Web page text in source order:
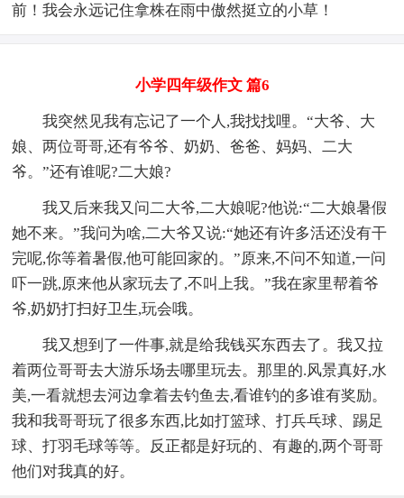
前！我会永远记住拿株在雨中傲然挺立的小草！
小学四年级作文 篇6
我突然见我有忘记了一个人,我找找哩。“大爷、大
娘、两位哥哥,还有爷爷、奶奶、爸爸、妈妈、二大
爷。”还有谁呢?二大娘?
我又后来我又问二大爷,二大娘呢?他说:“二大娘暑假
她不来。”我问为啥,二大爷又说:“她还有许多活还没有干
完呢,你等着暑假,他可能回家的。”原来,不问不知道,一问
吓一跳,原来他从家玩去了,不叫上我。”我在家里帮着爷
爷,奶奶打扫好卫生,玩会哦。
我又想到了一件事,就是给我钱买东西去了。我又拉
着两位哥哥去大游乐场去哪里玩去。那里的.风景真好,水
美,一看就想去河边拿着去钓鱼去,看谁钓的多谁有奖励。
我和我哥哥玩了很多东西,比如打篮球、打兵乓球、踢足
球、打羽毛球等等。反正都是好玩的、有趣的,两个哥哥
他们对我真的好。